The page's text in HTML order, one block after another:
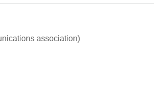
association)